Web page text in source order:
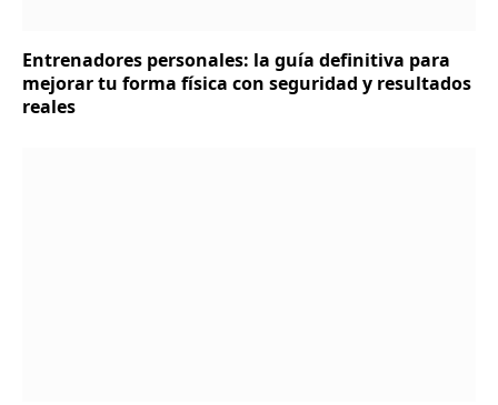
Entrenadores personales: la guía definitiva para
mejorar tu forma física con seguridad y resultados
reales